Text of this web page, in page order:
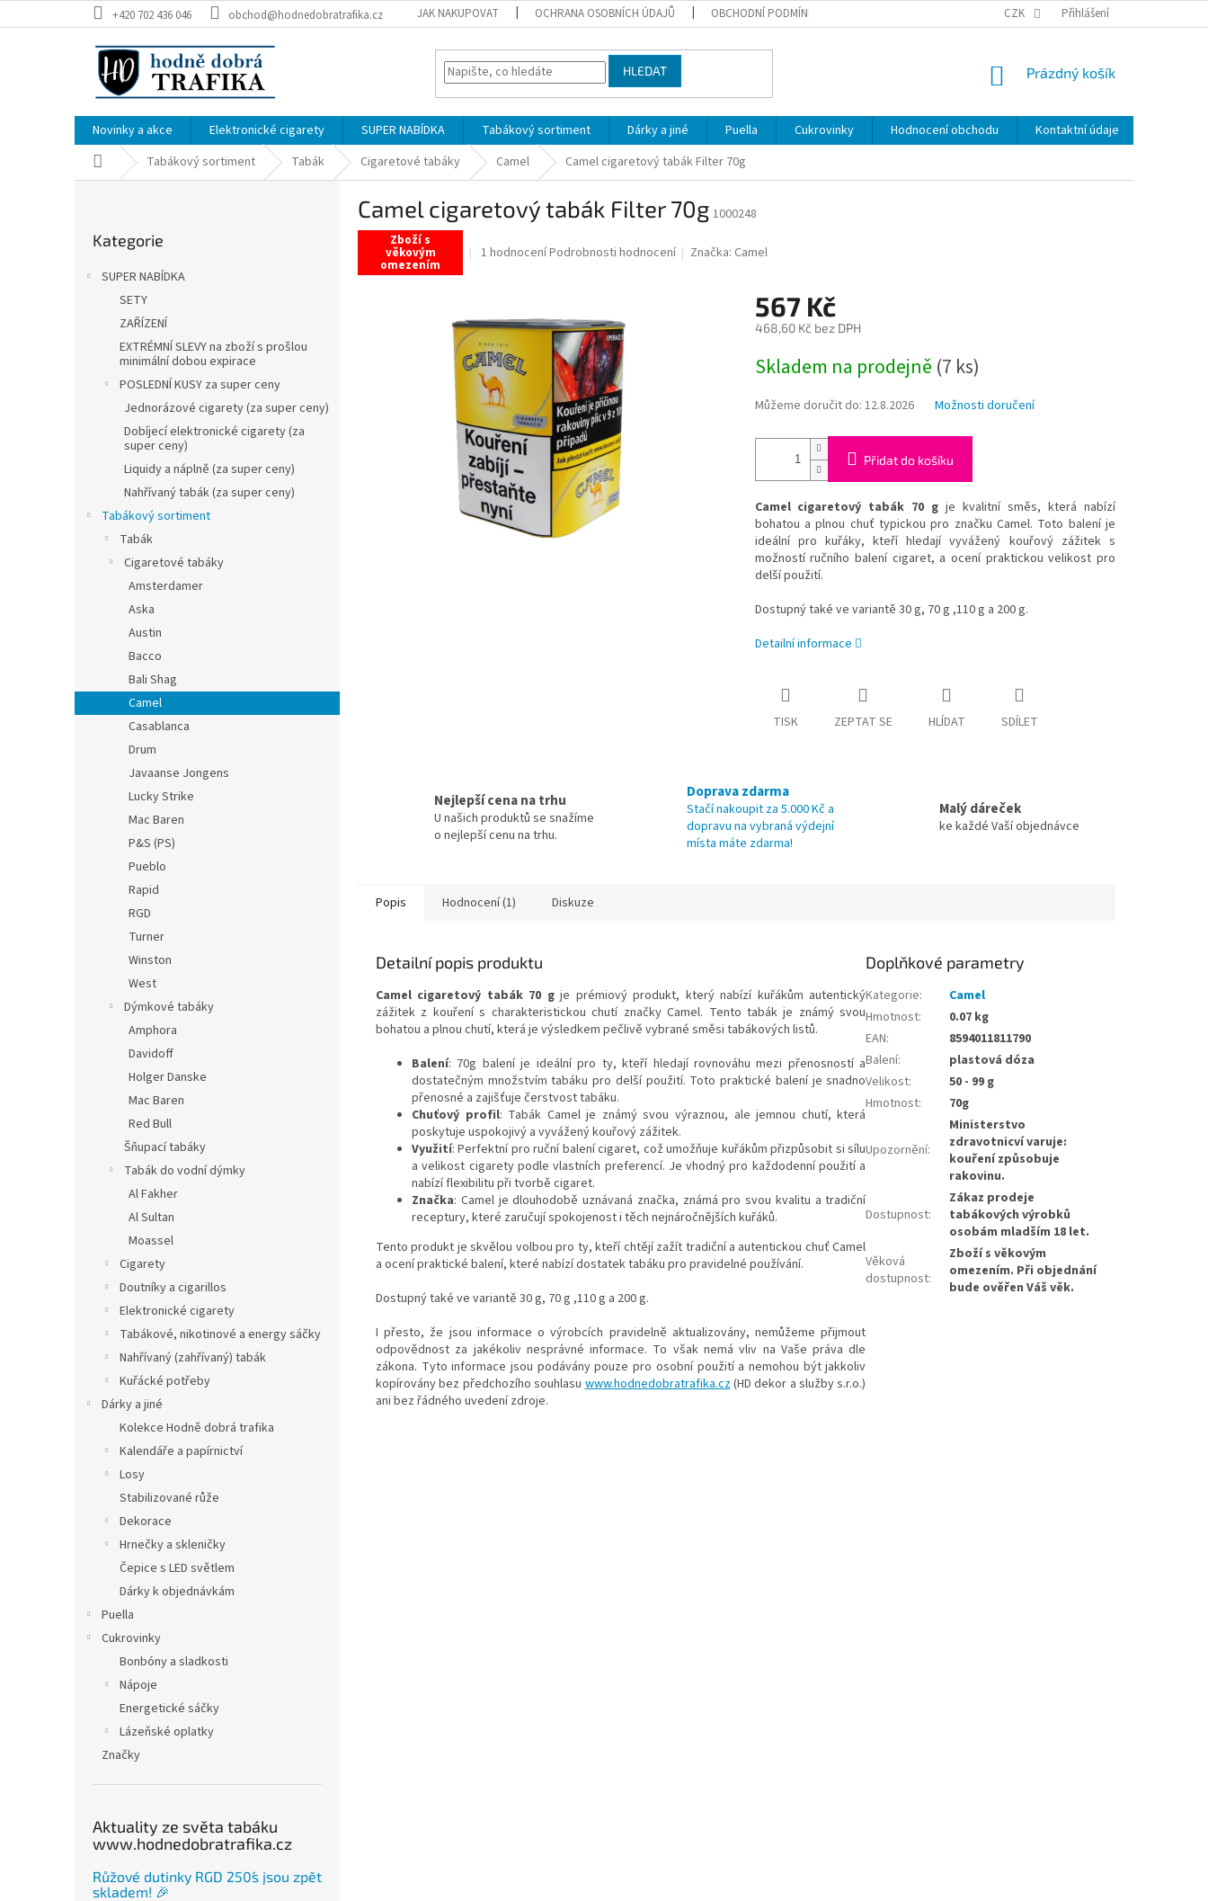
na
+420 702 436 046 obchod@hodnedobratrafika.cz JAK NAKUPOVAT OCHRANA OSOBNÍCH ÚDAJŮ OBCHODNÍ PODMÍNKY BEZPEČNOSTÍ UPOZORNĚNÍ K NÁMI VYRÁBENÝM SVÍČKÁM
CZK Přihlášení
HLEDAT
NÁKUPNÍ
Prázdný košík
Novinky a akce Elektronické cigarety SUPER NABÍDKA Tabákový sortiment Dárky a jiné Puella Cukrovinky Hodnocení obchodu Kontaktní údaje
Domů Tabákový sortiment Tabák Cigaretové tabáky Camel Camel cigaretový tabák Filter 70g
kategorie
Kategorie
SUPER NABÍDKA
SETY
ZAŘÍZENÍ
EXTRÉMNÍ SLEVY na zboží s prošlou
minimální dobou expirace
POSLEDNÍ KUSY za super ceny
Jednorázové cigarety (za super ceny)
Dobíjecí elektronické cigarety (za
super ceny)
Liquidy a náplně (za super ceny)
Nahřívaný tabák (za super ceny)
Tabákový sortiment
Tabák
Cigaretové tabáky
Amsterdamer
Aska
Austin
Bacco
Bali Shag
Camel
Casablanca
Drum
Javaanse Jongens
Lucky Strike
Mac Baren
P&S (PS)
Pueblo
Rapid
RGD
Turner
Winston
West
Dýmkové tabáky
Amphora
Davidoff
Holger Danske
Mac Baren
Red Bull
Šňupací tabáky
Tabák do vodní dýmky
Al Fakher
Al Sultan
Moassel
Cigarety
Doutníky a cigarillos
Elektronické cigarety
Tabákové, nikotinové a energy sáčky
Nahřívaný (zahřívaný) tabák
Kuřácké potřeby
Dárky a jiné
Kolekce Hodně dobrá trafika
Kalendáře a papírnictví
Losy
Stabilizované růže
Dekorace
Hrnečky a skleničky
Čepice s LED světlem
Dárky k objednávkám
Puella
Cukrovinky
Bonbóny a sladkosti
Nápoje
Energetické sáčky
Lázeňské oplatky
Značky
Aktuality ze světa tabáku
www.hodnedobratrafika.cz
Růžové dutinky RGD 250´s jsou zpět
skladem! 🎉
Camel cigaretový tabák Filter 70g 1000248
Zboží s
věkovým
omezením
Průměrné
5,0
z
5
hvězdiček.
1 hodnoceníPodrobnosti hodnocení Značka: Camel
567 Kč
468,60 Kč bez DPH
cena:
Skladem na prodejně (7 ks)
Můžeme doručit do: 12.8.2026 Možnosti doručení
Přidat do košíku
Camel cigaretový tabák 70 g je kvalitní směs, která nabízí
bohatou a plnou chuť typickou pro značku Camel. Toto balení je
ideální pro kuřáky, kteří hledají vyvážený kouřový zážitek s
možností ručního balení cigaret, a ocení praktickou velikost pro
delší použití.
Dostupný také ve variantě 30 g, 70 g ,110 g a 200 g.
Detailní informace
TISK ZEPTAT SE HLÍDAT SDÍLET
Nejlepší cena na trhu
U našich produktů se snažíme
o nejlepší cenu na trhu.
Doprava zdarma
Stačí nakoupit za 5.000 Kč a
dopravu na vybraná výdejní
místa máte zdarma!
Malý dáreček
ke každé Vaší objednávce
Popis Hodnocení (1) Diskuze
Detailní popis produktu
Camel cigaretový tabák 70 g je prémiový produkt, který nabízí kuřákům autentický
zážitek z kouření s charakteristickou chutí značky Camel. Tento tabák je známý svou
bohatou a plnou chutí, která je výsledkem pečlivě vybrané směsi tabákových listů.
Balení: 70g balení je ideální pro ty, kteří hledají rovnováhu mezi přenosností a
dostatečným množstvím tabáku pro delší použití. Toto praktické balení je snadno
přenosné a zajišťuje čerstvost tabáku.
Chuťový profil: Tabák Camel je známý svou výraznou, ale jemnou chutí, která
poskytuje uspokojivý a vyvážený kouřový zážitek.
Využití: Perfektní pro ruční balení cigaret, což umožňuje kuřákům přizpůsobit si sílu
a velikost cigarety podle vlastních preferencí. Je vhodný pro každodenní použití a
nabízí flexibilitu při tvorbě cigaret.
Značka: Camel je dlouhodobě uznávaná značka, známá pro svou kvalitu a tradiční
receptury, které zaručují spokojenost i těch nejnáročnějších kuřáků.
Tento produkt je skvělou volbou pro ty, kteří chtějí zažít tradiční a autentickou chuť Camel
a ocení praktické balení, které nabízí dostatek tabáku pro pravidelné používání.
Dostupný také ve variantě 30 g, 70 g ,110 g a 200 g.
I přesto, že jsou informace o výrobcích pravidelně aktualizovány, nemůžeme přijmout
odpovědnost za jakékoliv nesprávné informace. To však nemá vliv na Vaše práva dle
zákona. Tyto informace jsou podávány pouze pro osobní použití a nemohou být jakkoliv
kopírovány bez předchozího souhlasuwww.hodnedobratrafika.cz(HD dekor a služby s.r.o.)
ani bez řádného uvedení zdroje.
Doplňkové parametry
Kategorie:
Camel
Hmotnost:
0.07 kg
EAN:
8594011811790
Balení:
plastová dóza
Velikost:
50 - 99 g
Hmotnost: 70g
Upozornění:
Ministerstvo
zdravotnicví varuje:
kouření způsobuje
rakovinu.
Dostupnost:
Zákaz prodeje
tabákových výrobků
osobám mladším 18 let.
Věková
dostupnost:
Zboží s věkovým
omezením. Při objednání
bude ověřen Váš věk.